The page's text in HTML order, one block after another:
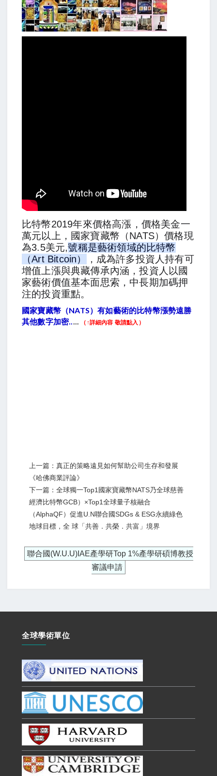
比特幣2019年來價格高漲，價格美金一
萬元以上，國家寶藏幣（NATS）價格現
為3.5美元,號稱是藝術領域的比特幣
（Art Bitcoin）
，成為許多投資人持有可
增值上漲與典藏傳承內涵，投資人以國
家藝術價值基本面思索，中長期加碼押
注的投資重點。
國家寶藏幣（NATS）有如藝術的比特幣漲勢遠勝
其他數字加密..... （↑詳細內容 敬請點入）
上一篇：真正的策略遠見如何幫助公司生存和發展
《哈佛商業評論》
下一篇：全球獨一Top1國家寶藏幣NATS乃全球慈善
經濟比特幣GCB）×Top1全球量子核融合
（AlphaQF）促進U.N聯合國SDGs & ESG永續綠色
地球目標，全 球「共善．共榮．共富」境界
聯合國(W.U.U)IAE產學研Top 1%產學研碩博教授
審議申請
全球學術單位